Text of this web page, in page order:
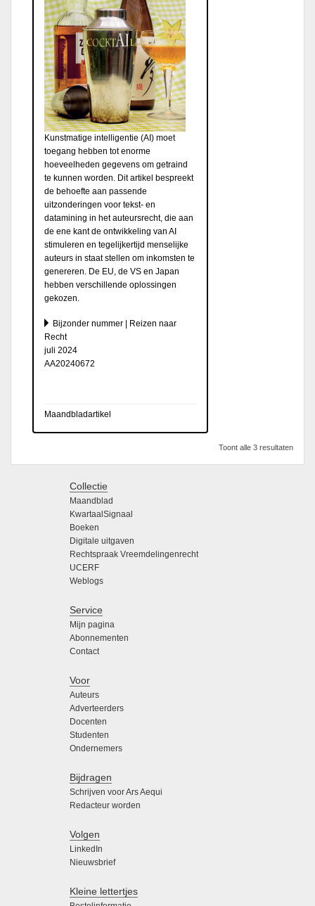
Kunstmatige intelligentie (AI) moet
toegang hebben tot enorme
hoeveelheden gegevens om getraind
te kunnen worden. Dit artikel bespreekt
de behoefte aan passende
uitzonderingen voor tekst- en
datamining in het auteursrecht, die aan
de ene kant de ontwikkeling van AI
stimuleren en tegelijkertijd menselijke
auteurs in staat stellen om inkomsten te
genereren. De EU, de VS en Japan
hebben verschillende oplossingen
gekozen.
Bijzonder nummer | Reizen naar
Recht
juli 2024
AA20240672
Maandbladartikel
Toont alle 3 resultaten
Collectie
Maandblad
KwartaalSignaal
Boeken
Digitale uitgaven
Rechtspraak Vreemdelingenrecht
UCERF
Weblogs
Service
Mijn pagina
Abonnementen
Contact
Voor
Auteurs
Adverteerders
Docenten
Studenten
Ondernemers
Bijdragen
Schrijven voor Ars Aequi
Redacteur worden
Volgen
LinkedIn
Nieuwsbrief
Kleine lettertjes